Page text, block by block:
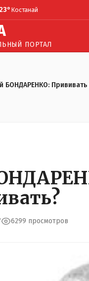
23° Костанай
ПОРТАЛ
БОНДАРЕНКО: Прививать
6299 просмотров